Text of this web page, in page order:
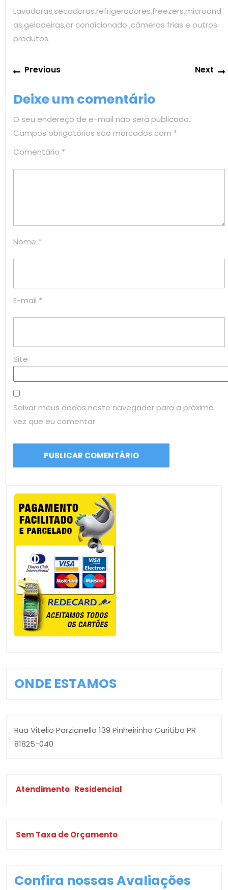
Lavadoras,secadoras,refrigeradores,freezers,microond
as,geladeiras,ar condicionado ,câmeras frias e outros
produtos.
Navegação
de
Post
PreviousPrevious
Next
Deixe um comentário
O seu endereço de e-mail não será publicado.
Campos obrigatórios são marcados com *
Comentário *
Nome *
E-mail *
Site
Salvar meus dados neste navegador para a próxima
vez que eu comentar.
ONDE ESTAMOS
Rua Vitelio Parzianello 139 Pinheirinho Curitiba PR
81825-040
Atendimento Residencial
Sem Taxa de Orçamento
Confira nossas Avaliações